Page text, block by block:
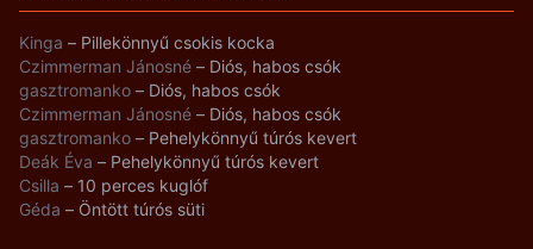
Kinga – Pillekönnyű csokis kocka
Czimmerman Jánosné – Diós, habos csók
gasztromanko – Diós, habos csók
Czimmerman Jánosné – Diós, habos csók
gasztromanko – Pehelykönnyű túrós kevert
Deák Éva – Pehelykönnyű túrós kevert
Csilla – 10 perces kuglóf
Géda – Öntött túrós süti